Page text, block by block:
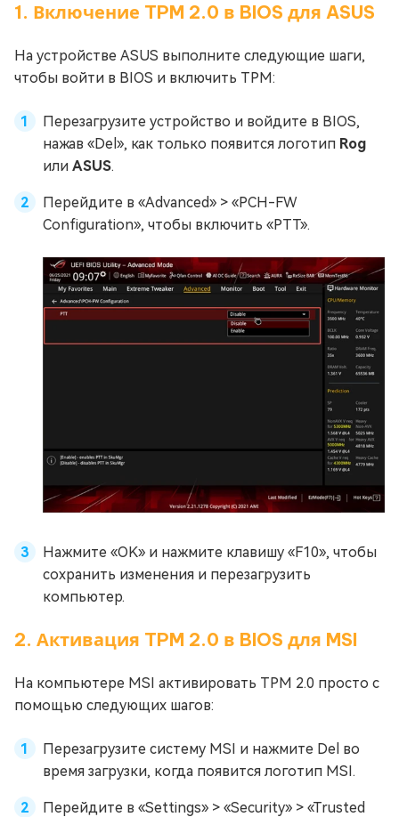
1. Включение TPM 2.0 в BIOS для ASUS
На устройстве ASUS выполните следующие шаги,
чтобы войти в BIOS и включить TPM:
Перезагрузите устройство и войдите в BIOS,
нажав «Del», как только появится логотип Rog
или ASUS.
Перейдите в «Advanced» > «PCH-FW
Configuration», чтобы включить «PTT».
Нажмите «OK» и нажмите клавишу «F10», чтобы
сохранить изменения и перезагрузить
компьютер.
2. Активация TPM 2.0 в BIOS для MSI
На компьютере MSI активировать TPM 2.0 просто с
помощью следующих шагов:
Перезагрузите систему MSI и нажмите Del во
время загрузки, когда появится логотип MSI.
Перейдите в «Settings» > «Security» > «Trusted